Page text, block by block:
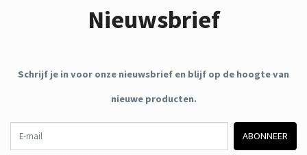
Nieuwsbrief
Schrijf je in voor onze nieuwsbrief en blijf op de hoogte van
nieuwe producten.
ABONNEER